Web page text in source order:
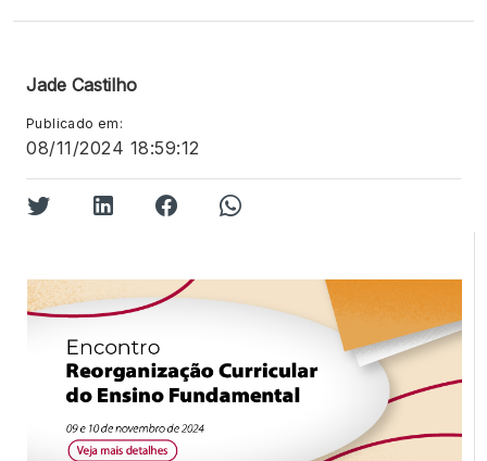
Jade Castilho
Publicado em:
08/11/2024 18:59:12